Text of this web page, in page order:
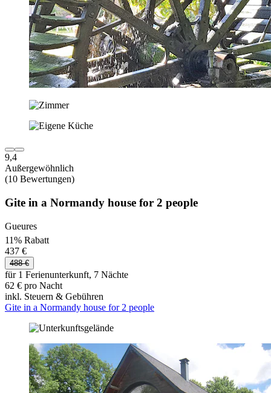
9,4
Außergewöhnlich
(10 Bewertungen)
Gite in a Normandy house for 2 people
Gueures
11% Rabatt
437 €
488 €
für 1 Ferienunterkunft, 7 Nächte
62 € pro Nacht
inkl. Steuern & Gebühren
Gite in a Normandy house for 2 people